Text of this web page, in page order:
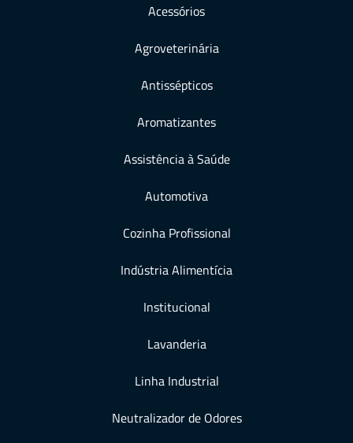
Acessórios
Agroveterinária
Antissépticos
Aromatizantes
Assistência à Saúde
Automotiva
Cozinha Profissional
Indústria Alimentícia
Institucional
Lavanderia
Linha Industrial
Neutralizador de Odores